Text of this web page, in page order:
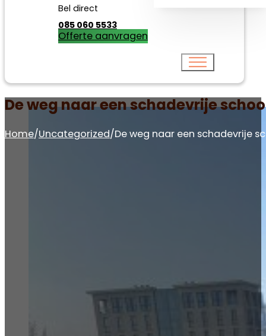
Bel direct
085 060 5533
Offerte aanvragen
De weg naar een schadevrije
Home/Uncategorized/De weg naar een schadevrije